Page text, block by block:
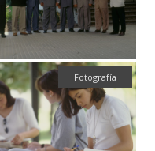
Fotografía